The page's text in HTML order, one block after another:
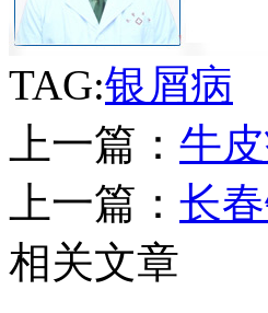
TAG:银屑病
上一篇： 牛
上一篇： 长
相关文章